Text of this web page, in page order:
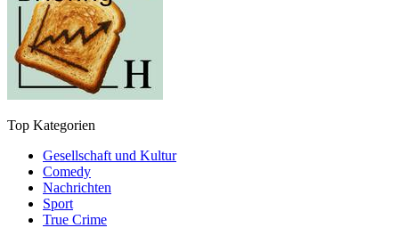
Top Kategorien
Gesellschaft und Kultur
Comedy
Nachrichten
Sport
True Crime